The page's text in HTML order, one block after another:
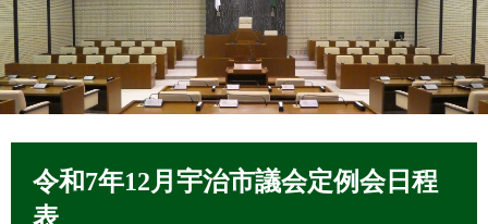
文
へ
令和7年12月宇治市議会定例会日程
表